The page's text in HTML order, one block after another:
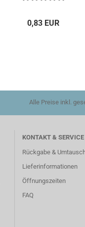
0,83 EUR
Alle Preise inkl.
KONTAKT & SERVICE
Rückgabe &
Lieferinformationen
Öffnungszeiten
FAQ